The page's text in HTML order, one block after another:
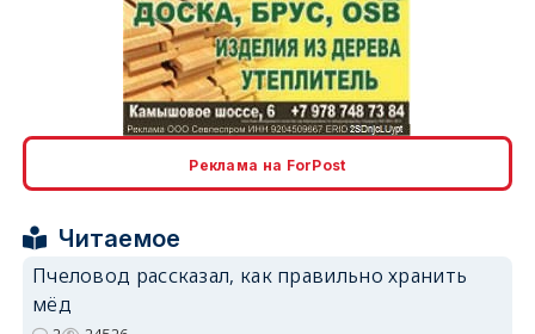
erid: 2SDnjcLUypt
erid: 2SDnjcrDNw6
Реклама на ForPost
Читаемое
Пчеловод рассказал, как правильно хранить
мёд